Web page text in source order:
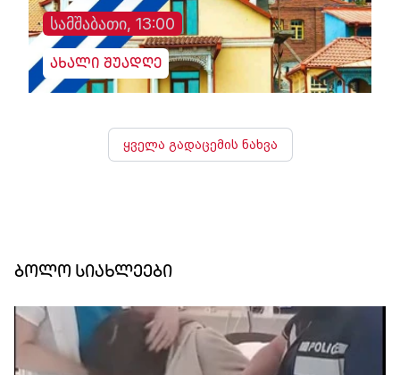
სამშაბათი, 13:00
ახალი შუადღე
ყველა გადაცემის ნახვა
ბოლო სიახლეები